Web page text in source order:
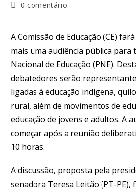
0 comentário
A Comissão de Educação (CE)
mais uma audiência pública para
Nacional de Educação (PNE).
debatedores serão
ligadas à educação indígena,
rural, além de movimentos de
educação de jovens e adultos. A
começar após a reunião
10 horas.
A discussão, proposta pela
senadora Teresa Leitão (PT-PE),